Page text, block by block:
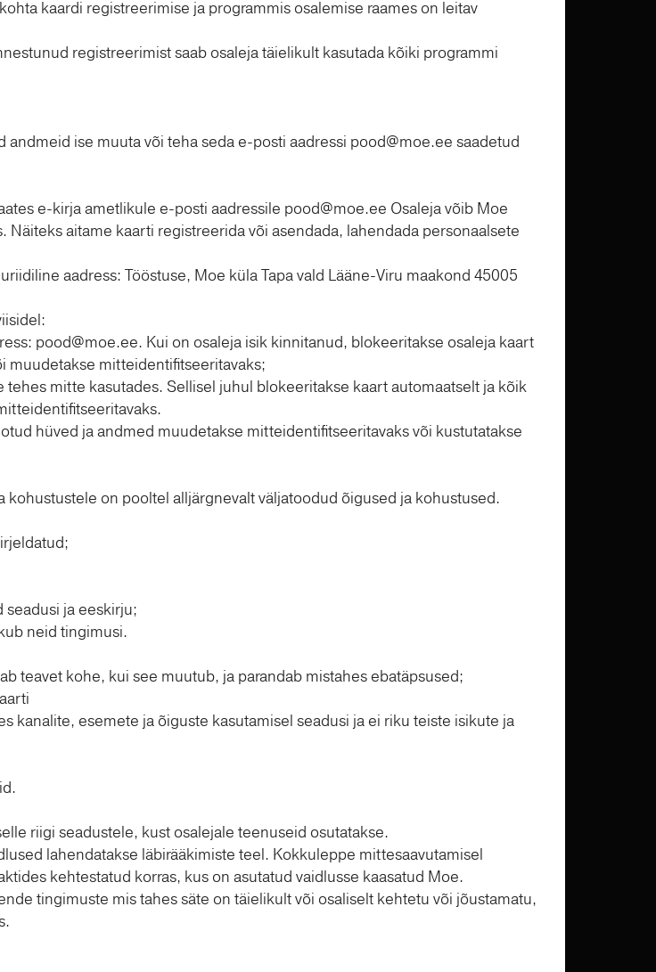
kaardi registreerimise ja programmis osalemise raames on leitav
registreerimist saab osaleja täielikult kasutada kõiki programmi
ise muuta või teha seda e-posti aadressi pood@moe.ee saadetud
e-kirja ametlikule e-posti aadressile pood@moe.ee Osaleja võib Moe
aitame kaarti registreerida või asendada, lahendada personaalsete
aadress: Tööstuse, Moe küla Tapa vald Lääne-Viru maakond 45005
pood@moe.ee. Kui on osaleja isik kinnitanud, blokeeritakse osaleja kaart
muudetakse mitteidentifitseeritavaks;
mitte kasutades. Sellisel juhul blokeeritakse kaart automaatselt ja kõik
hüved ja andmed muudetakse mitteidentifitseeritavaks või kustutatakse
on pooltel alljärgnevalt väljatoodud õigused ja kohustused.
ja eeskirju;
neid tingimusi.
teavet kohe, kui see muutub, ja parandab mistahes ebatäpsused;
kanalite, esemete ja õiguste kasutamisel seadusi ja ei riku teiste isikute ja
riigi seadustele, kust osalejale teenuseid osutatakse.
lahendatakse läbirääkimiste teel. Kokkuleppe mittesaavutamisel
kehtestatud korras, kus on asutatud vaidlusse kaasatud Moe.
tingimuste mis tahes säte on täielikult või osaliselt kehtetu või jõustamatu,